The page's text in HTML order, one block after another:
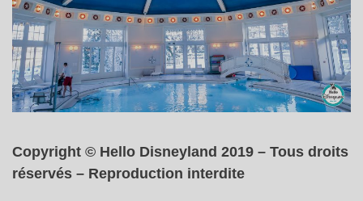
Copyright © Hello Disneyland 2019 – Tous droits
réservés – Reproduction interdite